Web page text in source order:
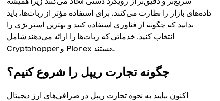
داده‌های بازار را نظارت می‌کنند. برای استفاده مؤثر از ربات‌ها، باید
بدانید که چگونه از فناوری استفاده کنید و بهترین استراتژی را
انتخاب کنید. خدماتی که ربات‌ها را ارائه می‌دهند شامل
Cryptohopper و Pionex هستند.
چگونه تجارت ریپل را شروع کنیم؟
اکنون بیایید به نحوه تجارت ریپل در صرافی‌های ارز دیجیتال